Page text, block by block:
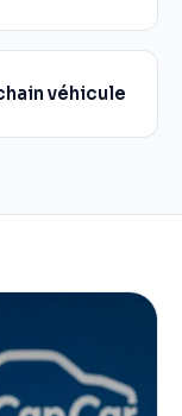
véhicule